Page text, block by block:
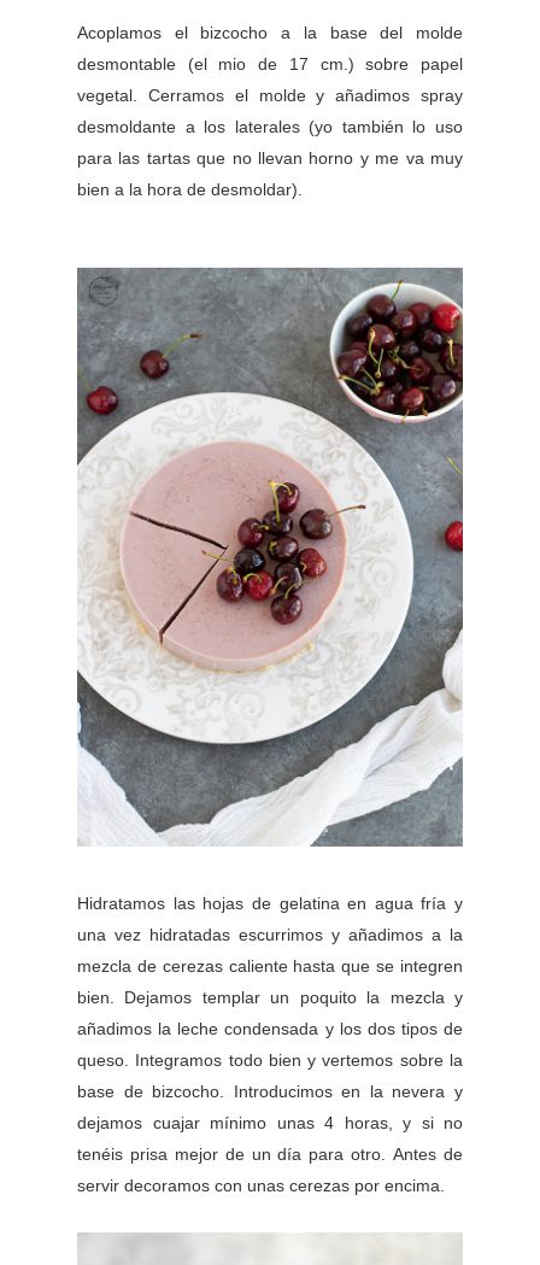
Acoplamos el bizcocho a la base del molde
desmontable (el mio de 17 cm.) sobre papel
vegetal. Cerramos el molde y añadimos spray
desmoldante a los laterales (yo también lo uso
para las tartas que no llevan horno y me va muy
bien a la hora de desmoldar).
Hidratamos las hojas de gelatina en agua fría y
una vez hidratadas escurrimos y añadimos a la
mezcla de cerezas caliente hasta que se integren
bien. Dejamos templar un poquito la mezcla y
añadimos la leche condensada y los dos tipos de
queso. Integramos todo bien y vertemos sobre la
base de bizcocho. Introducimos en la nevera y
dejamos cuajar mínimo unas 4 horas, y si no
tenéis prisa mejor de un día para otro.Antes de
servir decoramos con unas cerezas por encima.